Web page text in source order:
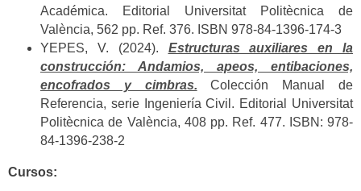
Académica. Editorial Universitat Politècnica de
València, 562 pp. Ref. 376. ISBN 978-84-1396-174-3
YEPES, V. (2024). Estructuras auxiliares en la
construcción: Andamios, apeos, entibaciones,
encofrados y cimbras. Colección Manual de
Referencia, serie Ingeniería Civil. Editorial Universitat
Politècnica de València, 408 pp. Ref. 477. ISBN: 978-
84-1396-238-2
Cursos: